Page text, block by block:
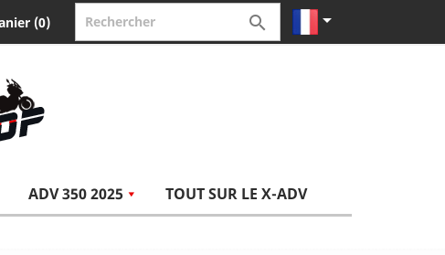
(0)  
ADV 350 2025 TOUT SUR LE X-ADV